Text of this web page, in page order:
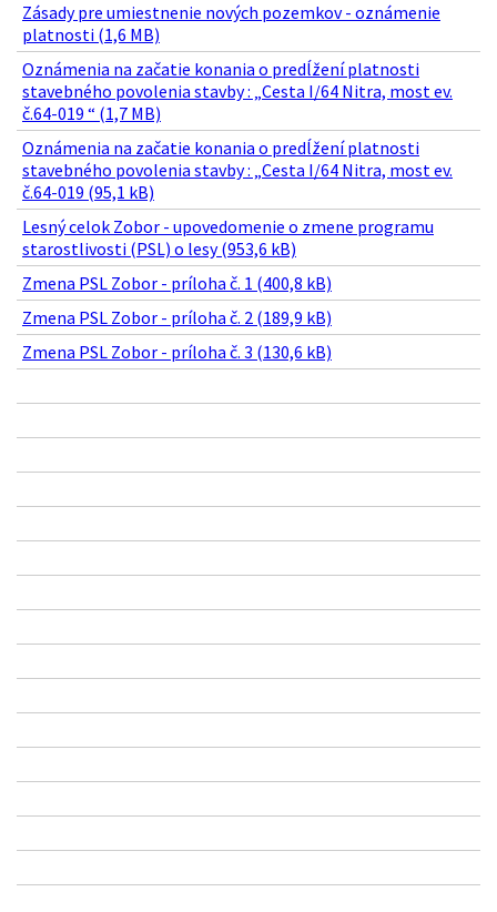
Zásady pre umiestnenie nových pozemkov - oznámenie
platnosti (1,6 MB)
Oznámenia na začatie konania o predĺžení platnosti
stavebného povolenia stavby : „Cesta I/64 Nitra, most ev.
č.64-019 “ (1,7 MB)
Oznámenia na začatie konania o predĺžení platnosti
stavebného povolenia stavby : „Cesta I/64 Nitra, most ev.
č.64-019 (95,1 kB)
Lesný celok Zobor - upovedomenie o zmene programu
starostlivosti (PSL) o lesy (953,6 kB)
Zmena PSL Zobor - príloha č. 1 (400,8 kB)
Zmena PSL Zobor - príloha č. 2 (189,9 kB)
Zmena PSL Zobor - príloha č. 3 (130,6 kB)